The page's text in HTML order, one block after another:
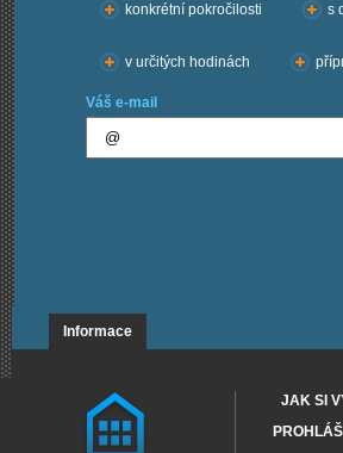
konkrétní pokročilosti
s
v určitých hodinách
Váš e-mail
Informace
JAK SI